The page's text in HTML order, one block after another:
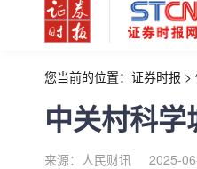
您当前的位置： 证券时报 >
中关村科
来源：人民财讯 2025-